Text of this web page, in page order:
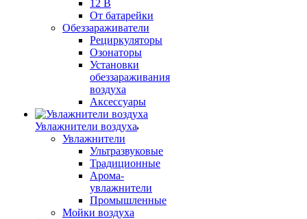
12 В
От батарейки
Обеззараживатели
Рециркуляторы
Озонаторы
Установки
обеззараживания
воздуха
Аксессуары
Увлажнители воздуха
Увлажнители
Ультразвуковые
Традиционные
Арома-
увлажнители
Промышленные
Мойки воздуха